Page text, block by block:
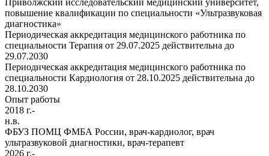
повышение квалификации по специальности «Ультразвуковая
диагностика»
Периодическая аккредитация медицинского работника по
специальности Терапия от 29.07.2025 действительна до
29.07.2030
Периодическая аккредитация медицинского работника по
специальности Кардиология от 28.10.2025 действительна до
28.10.2030
Опыт работы
2018 г.-
н.в.
ФБУЗ ПОМЦ ФМБА России, врач-кардиолог, врач
ультразвуковой диагностики, врач-терапевт
2026 г.-